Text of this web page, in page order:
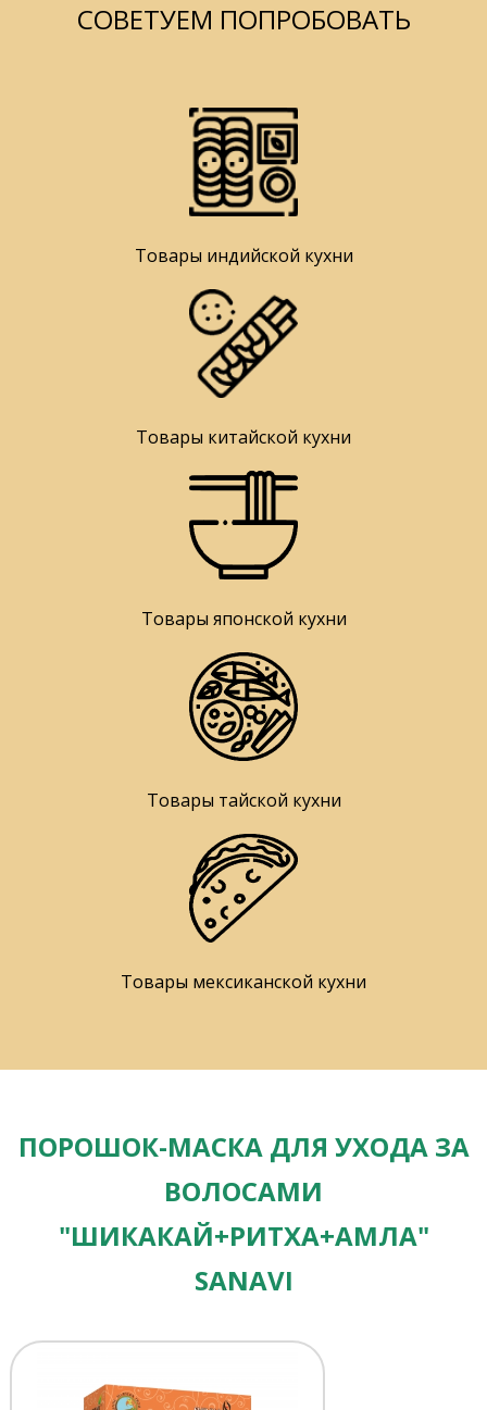
СОВЕТУЕМ ПОПРОБОВАТЬ
Товары индийской кухни
Товары китайской кухни
Товары японской кухни
Товары тайской кухни
Товары мексиканской кухни
ПОРОШОК-МАСКА ДЛЯ УХОДА ЗА
ВОЛОСАМИ
"ШИКАКАЙ+РИТХА+АМЛА"
SANAVI